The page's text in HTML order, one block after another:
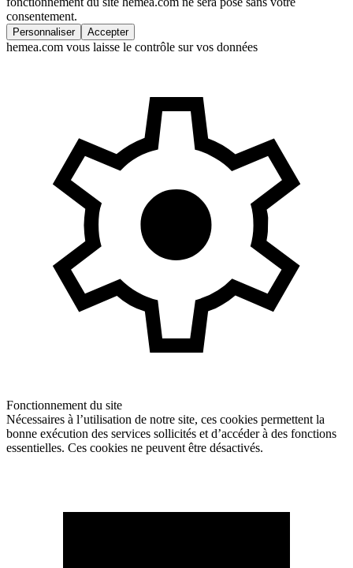
consentement.
Personnaliser Accepter
hemea.com vous laisse le contrôle sur vos données
Fonctionnement du site
Nécessaires à l’utilisation de notre site, ces cookies permettent la
bonne exécution des services sollicités et d’accéder à des fonctions
essentielles. Ces cookies ne peuvent être désactivés.